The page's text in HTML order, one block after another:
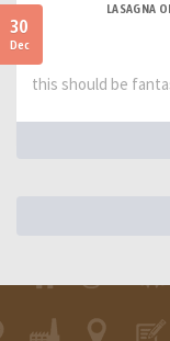
30
Dec
LASAGNA
this should be